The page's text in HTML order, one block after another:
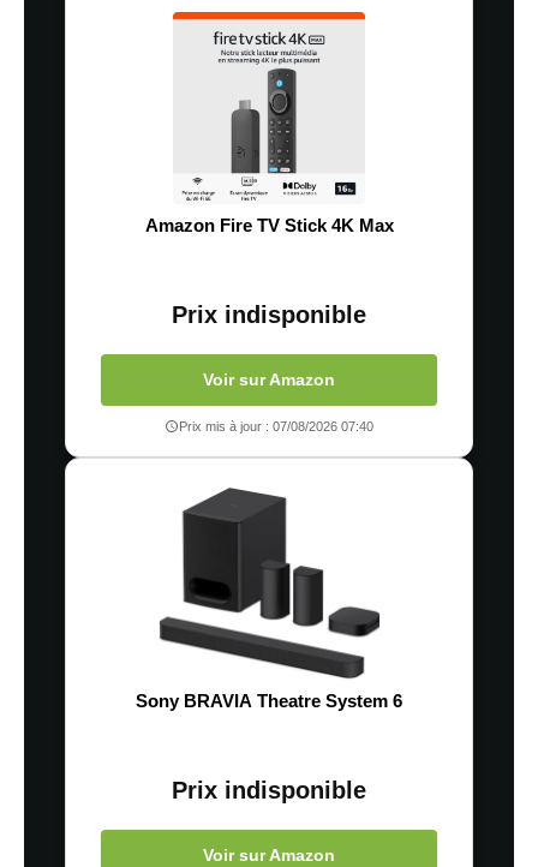
Amazon Fire TV Stick 4K Max
Prix indisponible
Voir sur Amazon
Prix mis à jour : 07/08/2026 07:40
Sony BRAVIA Theatre System 6
Prix indisponible
Voir sur Amazon